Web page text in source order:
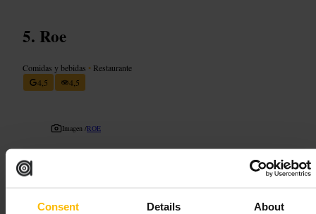
Consent Details About
Roe
Comidas y bebidas • Restaurante
4,5
4,5
Imagen /ROE
“Comida cuidada y servicio atento para